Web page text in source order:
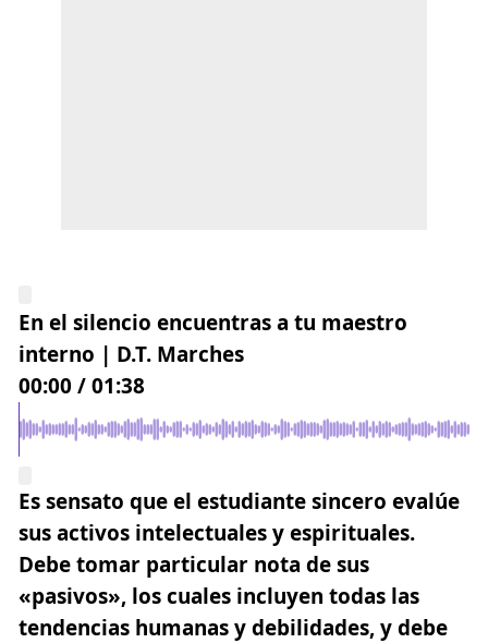
En el silencio encuentras a tu maestro
interno | D.T. Marches
00:00 /01:38
Es sensato que el estudiante sincero evalúe
sus activos intelectuales y espirituales.
Debe tomar particular nota de sus
«pasivos», los cuales incluyen todas las
tendencias humanas y debilidades, y debe